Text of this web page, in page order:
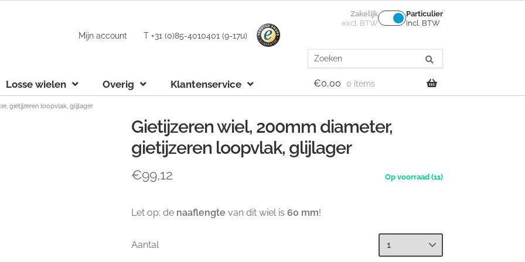
Mijn account T +31 (0)85-4010401 (9-17u)
Zakelijk
excl. BTW
Particulier
incl. BTW
Search
for:
Losse wielen Overig Klantenservice €0,00 0 items
gietijzeren loopvlak, glijlager
Gietijzeren wiel, 200mm diameter,
gietijzeren loopvlak, glijlager
€99,12 (11)
Let op: de naaflengte van dit wiel is 60 mm!
Aantal